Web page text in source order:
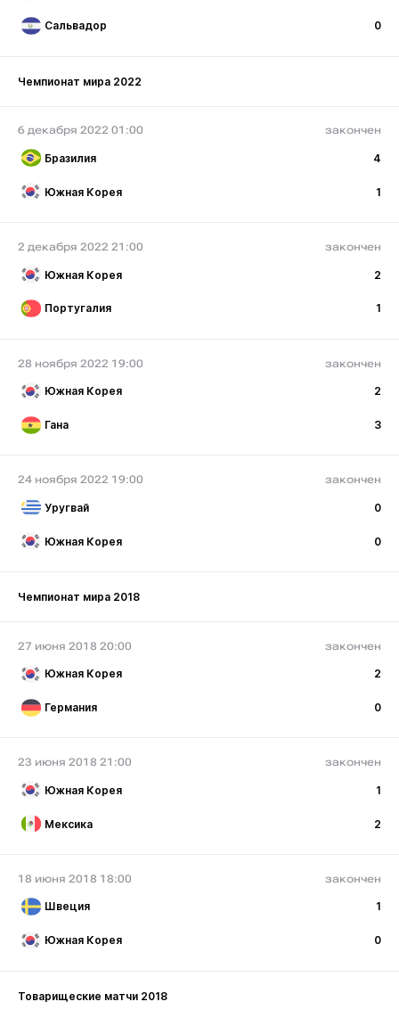
Сальвадор 0
Чемпионат мира 2022
6 декабря 2022 01:00 закончен
Бразилия 4
Южная Корея 1
2 декабря 2022 21:00 закончен
Южная Корея 2
Португалия 1
28 ноября 2022 19:00 закончен
Южная Корея 2
Гана 3
24 ноября 2022 19:00 закончен
Уругвай 0
Южная Корея 0
Чемпионат мира 2018
27 июня 2018 20:00 закончен
Южная Корея 2
Германия 0
23 июня 2018 21:00 закончен
Южная Корея 1
Мексика 2
18 июня 2018 18:00 закончен
Швеция 1
Южная Корея 0
Товарищеские матчи 2018